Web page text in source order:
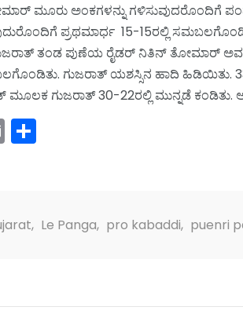
ಮೂರು ಅಂಕಗಳನ್ನು ಗಳಿಸುವುದರೊಂದಿಗೆ ಪಂದ್ಯ
ಪ್ರಥಮಾರ್ಧ 15-15ರಲ್ಲಿ
ತಂಡ ಪುಣೆಯ ರೈಡರ್ ನಿತಿನ್ ತೋಮಾರ್
ಗುಜರಾತ್ ಯಶಸ್ಸಿನ ಹಾದಿ ಹಿಡಿಯಿತು.
ಗುಜರಾತ್ 30-22ರಲ್ಲಿ ಮುನ್ನಡೆ ಕಂಡಿತು.
Email
, Le Panga, pro kabaddi, puenri